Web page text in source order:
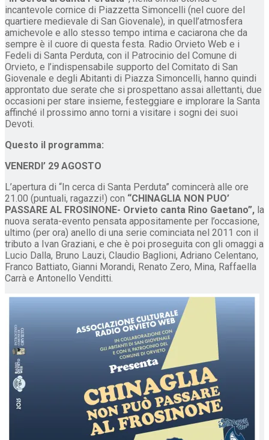
incantevole cornice di Piazzetta Simoncelli (nel cuore del
quartiere medievale di San Giovenale), in quell’atmosfera
amichevole e allo stesso tempo intima e caciarona che da
sempre è il cuore di questa festa. Radio Orvieto Web e i
Fedeli di Santa Perduta, con il Patrocinio del Comune di
Orvieto, e l’indispensabile supporto del Comitato di San
Giovenale e degli Abitanti di Piazza Simoncelli, hanno quindi
approntato due serate che si prospettano assai allettanti, due
occasioni per stare insieme, festeggiare e implorare la Santa
affinché il prossimo anno torni a visitare i sogni dei suoi
Devoti.
Questo il programma:
VENERDI’ 29 AGOSTO
L’apertura di “In cerca di Santa Perduta” comincerà alle ore
21.00 (puntuali, ragazzi!) con “CHINAGLIA NON PUO’
PASSARE AL FROSINONE- Orvieto canta Rino Gaetano”, la
nuova serata-evento pensata appositamente per l’occasione,
ultimo (per ora) anello di una serie cominciata nel 2011 con il
tributo a Ivan Graziani, e che è poi proseguita con gli omaggi a
Lucio Dalla, Bruno Lauzi, Claudio Baglioni, Adriano Celentano,
Franco Battiato, Gianni Morandi, Renato Zero, Mina, Raffaella
Carrà e Antonello Venditti.